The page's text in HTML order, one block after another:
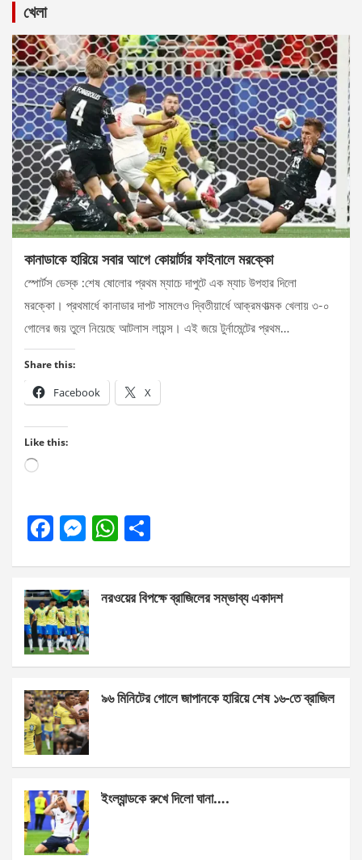
খেলা
কানাডাকে হারিয়ে সবার আগে কোয়ার্টার ফাইনালে মরক্কো
স্পোর্টস ডেস্ক :শেষ ষোলোর প্রথম ম্যাচে দাপুটে এক ম্যাচ উপহার দিলো
মরক্কো। প্রথমার্ধে কানাডার দাপট সামলেও দ্বিতীয়ার্ধে আক্রমণাত্মক খেলায় ৩-০
গোলের জয় তুলে নিয়েছে আটলাস লায়ন্স। এই জয়ে টুর্নামেন্টের প্রথম…
Share this:
Facebook X
Like this:
Loading…
F
b
o
o
k
M
n
g
er
W
s
p
e
নরওয়ের বিপক্ষে ব্রাজিলের সম্ভাব্য একাদশ
৯৬ মিনিটের গোলে জাপানকে হারিয়ে শেষ ১৬-তে ব্রাজিল
ইংল্যান্ডকে রুখে দিলো ঘানা….